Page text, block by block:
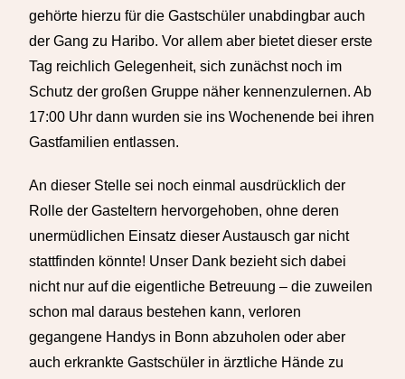
gehörte hierzu für die Gastschüler unabdingbar auch
der Gang zu Haribo. Vor allem aber bietet dieser erste
Tag reichlich Gelegenheit, sich zunächst noch im
Schutz der großen Gruppe näher kennenzulernen. Ab
17:00 Uhr dann wurden sie ins Wochenende bei ihren
Gastfamilien entlassen.
An dieser Stelle sei noch einmal ausdrücklich der
Rolle der Gasteltern hervorgehoben, ohne deren
unermüdlichen Einsatz dieser Austausch gar nicht
stattfinden könnte! Unser Dank bezieht sich dabei
nicht nur auf die eigentliche Betreuung – die zuweilen
schon mal daraus bestehen kann, verloren
gegangene Handys in Bonn abzuholen oder aber
auch erkrankte Gastschüler in ärztliche Hände zu